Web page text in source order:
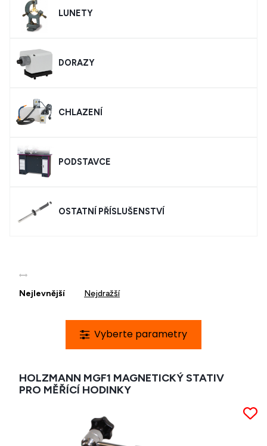
LUNETY
DORAZY
CHLAZENÍ
PODSTAVCE
OSTATNÍ PŘÍSLUŠENSTVÍ
Nejlevnější Nejdražší
HOLZMANN MGF1 MAGNETICKÝ STATIV
PRO MĚŘÍCÍ HODINKY